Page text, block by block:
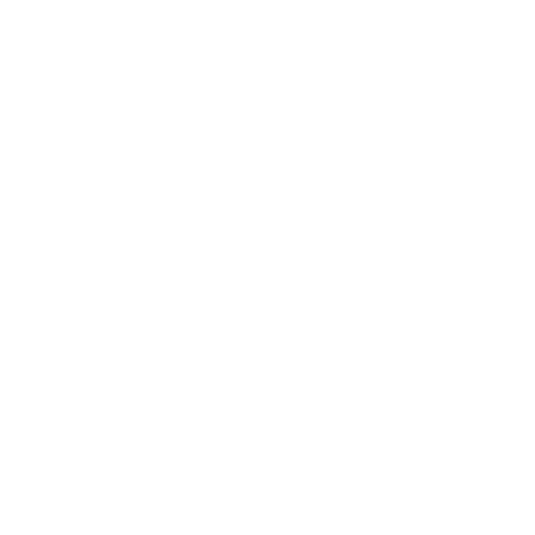
Financieras Interbancarias Mundiales"), una red
por letras y números. El BIC es necesario para
casos, optan tener un código SWIFT específico para
XXX, se refiere a la sede bancaria central. Si no, se
la cuenta de su destinatario y anular el pago.
y pedir que se anule la transferencia.